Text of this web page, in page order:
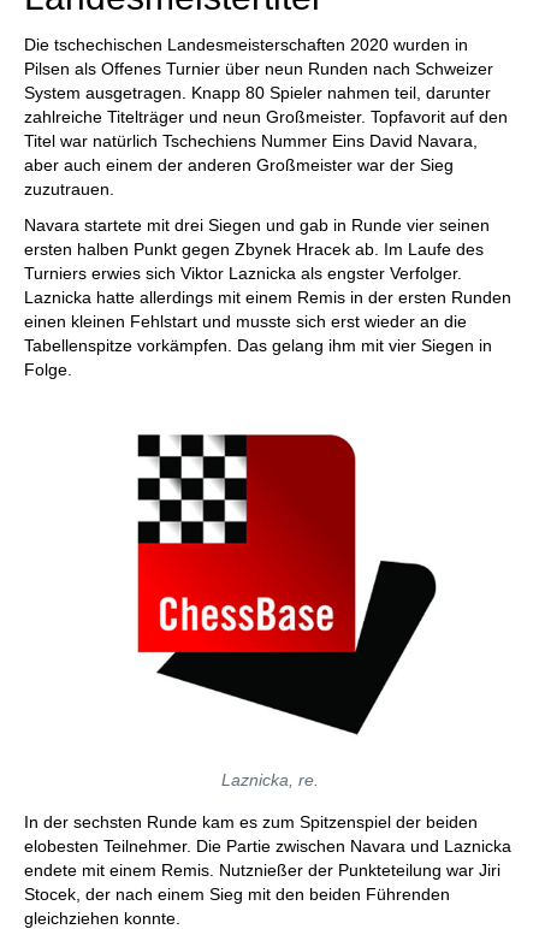
Die tschechischen Landesmeisterschaften 2020 wurden in
Pilsen als Offenes Turnier über neun Runden nach Schweizer
System ausgetragen. Knapp 80 Spieler nahmen teil, darunter
zahlreiche Titelträger und neun Großmeister. Topfavorit auf den
Titel war natürlich Tschechiens Nummer Eins David Navara,
aber auch einem der anderen Großmeister war der Sieg
zuzutrauen.
Navara startete mit drei Siegen und gab in Runde vier seinen
ersten halben Punkt gegen Zbynek Hracek ab. Im Laufe des
Turniers erwies sich Viktor Laznicka als engster Verfolger.
Laznicka hatte allerdings mit einem Remis in der ersten Runden
einen kleinen Fehlstart und musste sich erst wieder an die
Tabellenspitze vorkämpfen. Das gelang ihm mit vier Siegen in
Folge.
Laznicka, re.
In der sechsten Runde kam es zum Spitzenspiel der beiden
elobesten Teilnehmer. Die Partie zwischen Navara und Laznicka
endete mit einem Remis. Nutznießer der Punkteteilung war Jiri
Stocek, der nach einem Sieg mit den beiden Führenden
gleichziehen konnte.